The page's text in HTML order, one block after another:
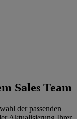
Sales Team
der passenden
Aktualisierung Ihrer